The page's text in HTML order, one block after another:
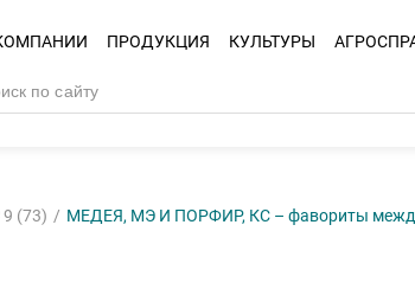
ПРОДУКЦИЯ КУЛЬТУРЫ
(73) МЕДЕЯ, МЭ И ПОРФИР, КС – фавориты